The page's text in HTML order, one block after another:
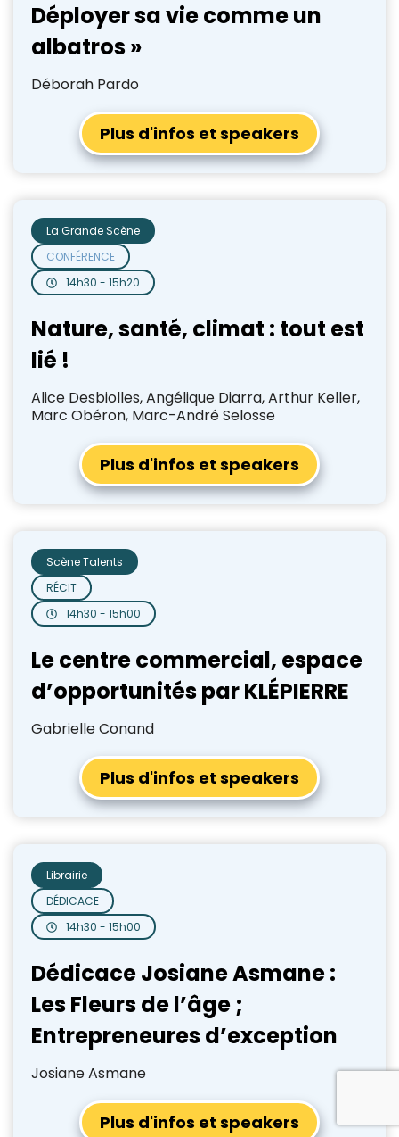
Déployer sa vie comme un
albatros »
Déborah Pardo
Plus d'infos et speakers
14h30 - 15h20
CONFÉRENCE
La Grande Scène
Nature, santé, climat : tout est
lié !
Alice Desbiolles, Angélique Diarra, Arthur Keller,
Marc Obéron, Marc-André Selosse
Plus d'infos et speakers
14h30 - 15h00
RÉCIT
Scène Talents
Le centre commercial, espace
d’opportunités par KLÉPIERRE
Gabrielle Conand
Plus d'infos et speakers
14h30 - 15h00
DÉDICACE
Librairie
Dédicace Josiane Asmane :
Les Fleurs de l’âge ;
Entrepreneures d’exception
Josiane Asmane
Plus d'infos et speakers